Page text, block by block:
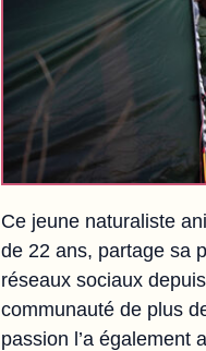
Ce jeune naturaliste
de 22 ans, partage sa
réseaux sociaux
communauté de plus
passion l’a également